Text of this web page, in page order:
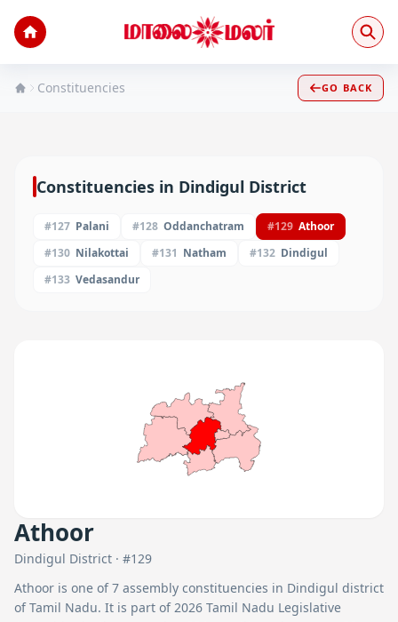
Constituencies GO BACK
Constituencies in Dindigul District
#127 Palani #128 Oddanchatram #129 Athoor
#130 Nilakottai #131 Natham #132 Dindigul
#133 Vedasandur
Athoor
Dindigul District · #129
Athoor is one of7 assembly constituencies in Dindigul district
of Tamil Nadu. It is part of 2026 Tamil Nadu Legislative